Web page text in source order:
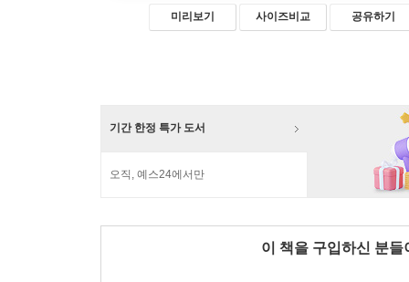
미리보기 사이즈비교 공유하기
기간 한정 특가 도서
오직, 예스24에서만
이 책을 구입하신 분